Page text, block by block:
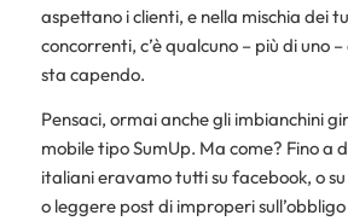
aspettano i clienti, e nella mischia dei
concorrenti, c’è qualcuno – più di uno
sta capendo.
Pensaci, ormai anche gli imbianchini
mobile tipo SumUp. Ma come? Fino a
italiani eravamo tutti su facebook, o
o leggere post di improperi